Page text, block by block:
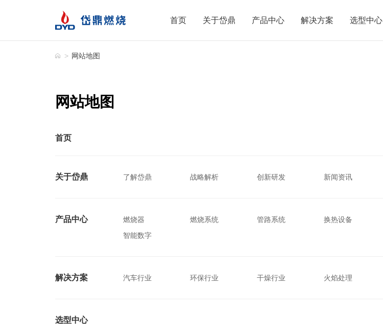
首页 关于岱鼎 产品中心 解决方案 选型中心
> 网站地图
网站地图
首页
关于岱鼎 了解岱鼎 战略解析 创新研发 新闻资讯
产品中心 燃烧器 燃烧系统 管路系统 换热设备
智能数字
解决方案 汽车行业 环保行业 干燥行业 火焰处理
选型中心